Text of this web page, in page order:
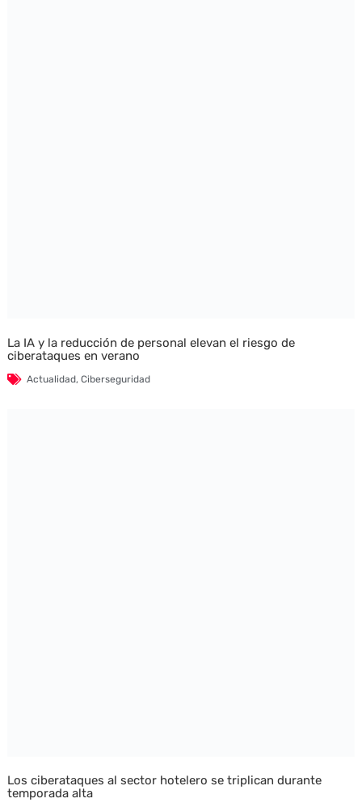
La IA y la reducción de personal elevan el riesgo de
ciberataques en verano
Actualidad, Ciberseguridad
Los ciberataques al sector hotelero se triplican durante
temporada alta